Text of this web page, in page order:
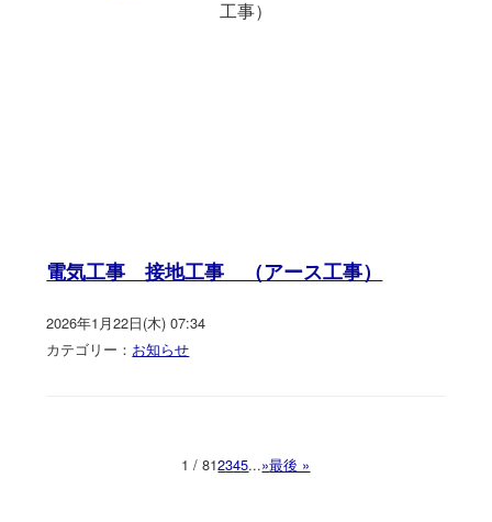
電気工事 接地工事 （アース工事）
2026年1月22日(木) 07:34
カテゴリー： お知らせ
1 / 812345...»最後 »